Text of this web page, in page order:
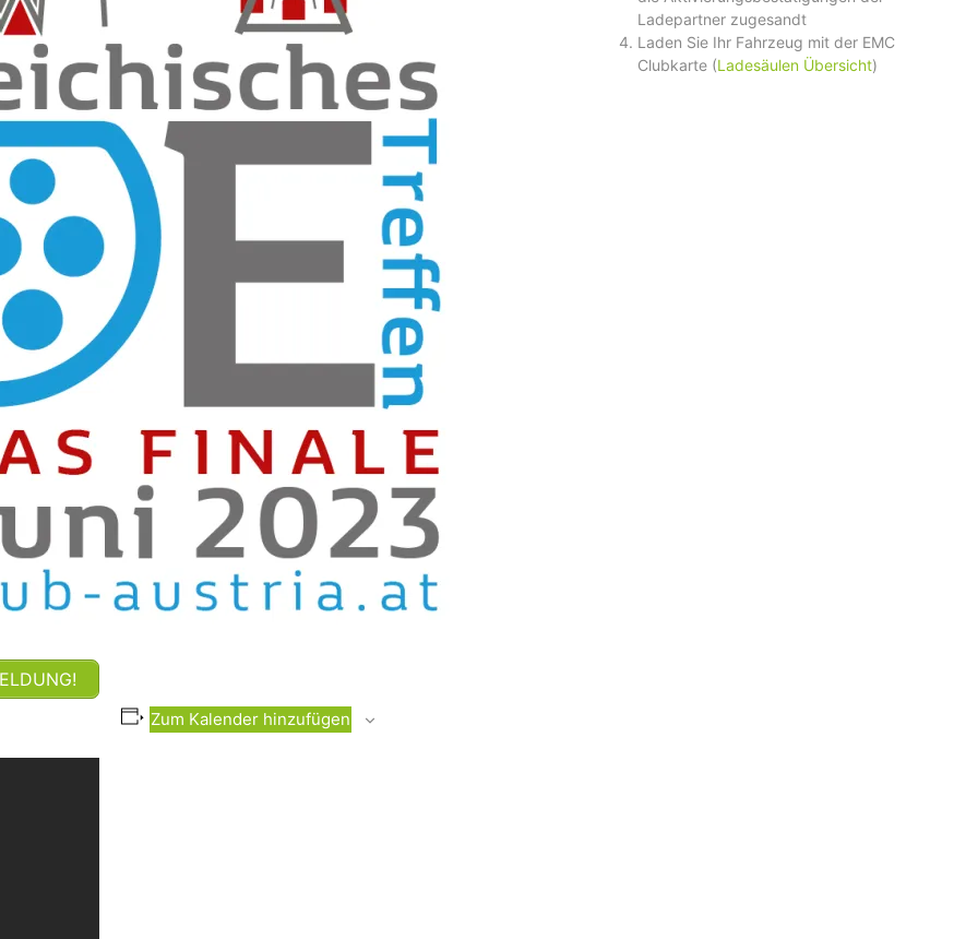
Zum Kalender hinzufügen
Ladepartner zugesandt
Laden Sie Ihr Fahrzeug mit der EMC
Clubkarte (Ladesäulen Übersicht)